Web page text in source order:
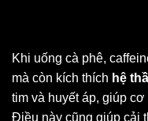
Khi uống cà phê,
mà còn kích thích hệ
tim và huyết áp, giúp
Điều này cũng giúp cải